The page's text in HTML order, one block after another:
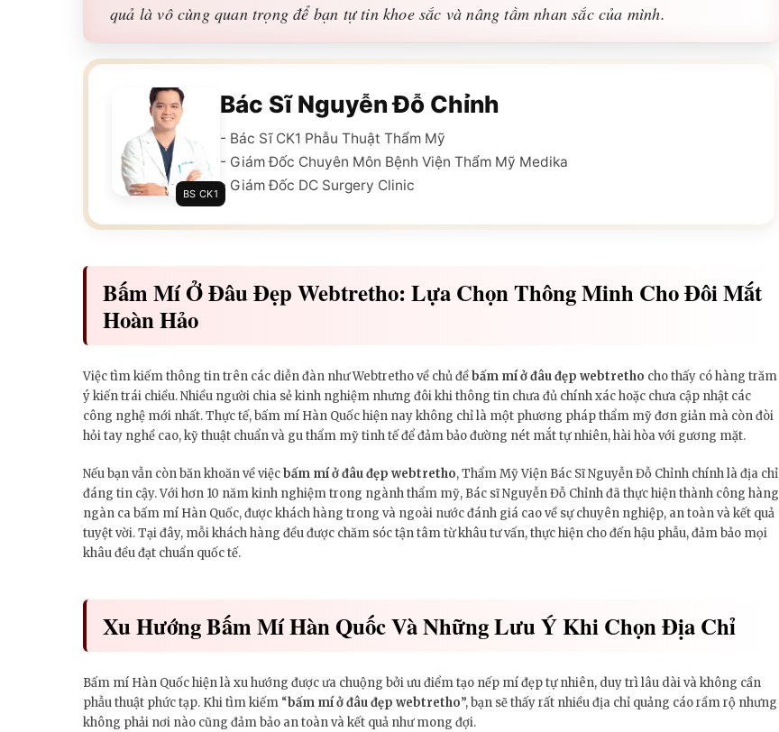
quả là vô cùng quan trọng để bạn tự tin khoe sắc và nâng tầm nhan sắc của mình.
BS CK1
Bác Sĩ Nguyễn Đỗ Chỉnh
- Bác Sĩ CK1 Phẫu Thuật Thẩm Mỹ
- Giám Đốc Chuyên Môn Bệnh Viện Thẩm Mỹ Medika
- Giám Đốc DC Surgery Clinic
Bấm Mí Ở Đâu Đẹp Webtretho: Lựa Chọn Thông Minh Cho Đôi Mắt
Hoàn Hảo
Việc tìm kiếm thông tin trên các diễn đàn như Webtretho về chủ đềbấm mí ở đâu đẹp webtretho cho thấy có hàng trăm
ý kiến trái chiều. Nhiều người chia sẻ kinh nghiệm nhưng đôi khi thông tin chưa đủ chính xác hoặc chưa cập nhật các
công nghệ mới nhất. Thực tế, bấm mí Hàn Quốc hiện nay không chỉ là một phương pháp thẩm mỹ đơn giản mà còn đòi
hỏi tay nghề cao, kỹ thuật chuẩn và gu thẩm mỹ tinh tế để đảm bảo đường nét mắt tự nhiên, hài hòa với gương mặt.
Nếu bạn vẫn còn băn khoăn về việcbấm mí ở đâu đẹp webtretho, Thẩm Mỹ Viện Bác Sĩ Nguyễn Đỗ Chỉnh chính là địa chỉ
đáng tin cậy. Với hơn 10 năm kinh nghiệm trong ngành thẩm mỹ, Bác sĩ Nguyễn Đỗ Chỉnh đã thực hiện thành công hàng
ngàn ca bấm mí Hàn Quốc, được khách hàng trong và ngoài nước đánh giá cao về sự chuyên nghiệp, an toàn và kết quả
tuyệt vời. Tại đây, mỗi khách hàng đều được chăm sóc tận tâm từ khâu tư vấn, thực hiện cho đến hậu phẫu, đảm bảo mọi
khâu đều đạt chuẩn quốc tế.
Xu Hướng Bấm Mí Hàn Quốc Và Những Lưu Ý Khi Chọn Địa Chỉ
Bấm mí Hàn Quốc hiện là xu hướng được ưa chuộng bởi ưu điểm tạo nếp mí đẹp tự nhiên, duy trì lâu dài và không cần
phẫu thuật phức tạp. Khi tìm kiếm “bấm mí ở đâu đẹp webtretho”, bạn sẽ thấy rất nhiều địa chỉ quảng cáo rầm rộ nhưng
không phải nơi nào cũng đảm bảo an toàn và kết quả như mong đợi.